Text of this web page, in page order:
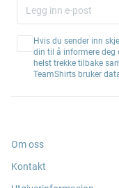
Hvis du sender inn
din til å informere deg
helst trekke tilbake
TeamShirts bruker
Om oss
Kontakt